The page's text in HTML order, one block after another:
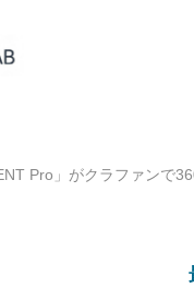
Pro」がクラファンで